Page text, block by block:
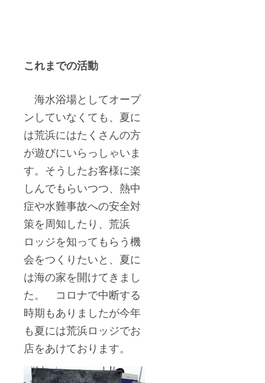
これまでの活動
海水浴場としてオープ
ンしていなくても、夏に
は荒浜にはたくさんの方
が遊びにいらっしゃいま
す。そうしたお客様に楽
しんでもらいつつ、熱中
症や水難事故への安全対
策を周知したり、荒浜
ロッジを知ってもらう機
会をつくりたいと、夏に
は海の家を開けてきまし
た。 コロナで中断する
時期もありましたが今年
も夏には荒浜ロッジでお
店をあけております。